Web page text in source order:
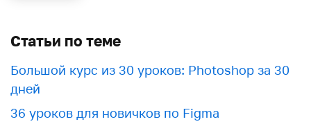
Статьи по теме
Большой курс из 30 уроков: Photoshop за 30
дней
36 уроков для новичков по Figma